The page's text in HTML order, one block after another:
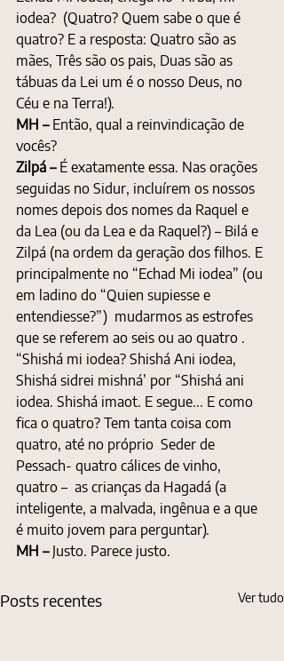
iodea?  (Quatro? Quem sabe o que é
quatro? E a resposta: Quatro são as
mães, Três são os pais, Duas são as
tábuas da Lei um é o nosso Deus, no
Céu e na Terra!).
MH – Então, qual a reinvindicação de
vocês?
Zilpá – É exatamente essa. Nas orações
seguidas no Sidur, incluírem os nossos
nomes depois dos nomes da Raquel e
da Lea (ou da Lea e da Raquel?) – Bilá e
Zilpá (na ordem da geração dos filhos. E
principalmente no “Echad Mi iodea” (ou
em ladino do “Quien supiesse e
entendiesse?”)  mudarmos as estrofes
que se referem ao seis ou ao quatro .
“Shishá mi iodea? Shishá Ani iodea,
Shishá sidrei mishná’ por “Shishá ani
iodea. Shishá imaot. E segue... E como
fica o quatro? Tem tanta coisa com
quatro, até no próprio  Seder de
Pessach- quatro cálices de vinho,
quatro –  as crianças da Hagadá (a
inteligente, a malvada, ingênua e a que
é muito jovem para perguntar).
MH – Justo. Parece justo.
Posts recentes Ver tudo